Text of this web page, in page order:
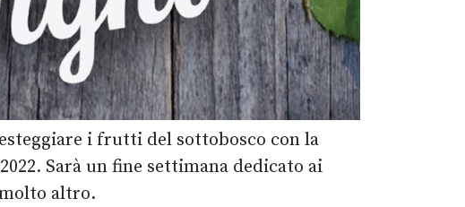
i frutti del sottobosco con la
Sarà un fine settimana dedicato ai
altro.